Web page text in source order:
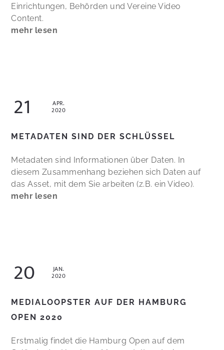
Einrichtungen, Behörden und Vereine Video
Content.
mehr lesen
APR.
21 2020
METADATEN SIND DER SCHLÜSSEL
Metadaten sind Informationen über Daten. In
diesem Zusammenhang beziehen sich Daten auf
das Asset, mit dem Sie arbeiten (z.B. ein Video).
mehr lesen
JAN.
20 2020
MEDIALOOPSTER AUF DER HAMBURG
OPEN 2020
Erstmalig findet die Hamburg Open auf dem